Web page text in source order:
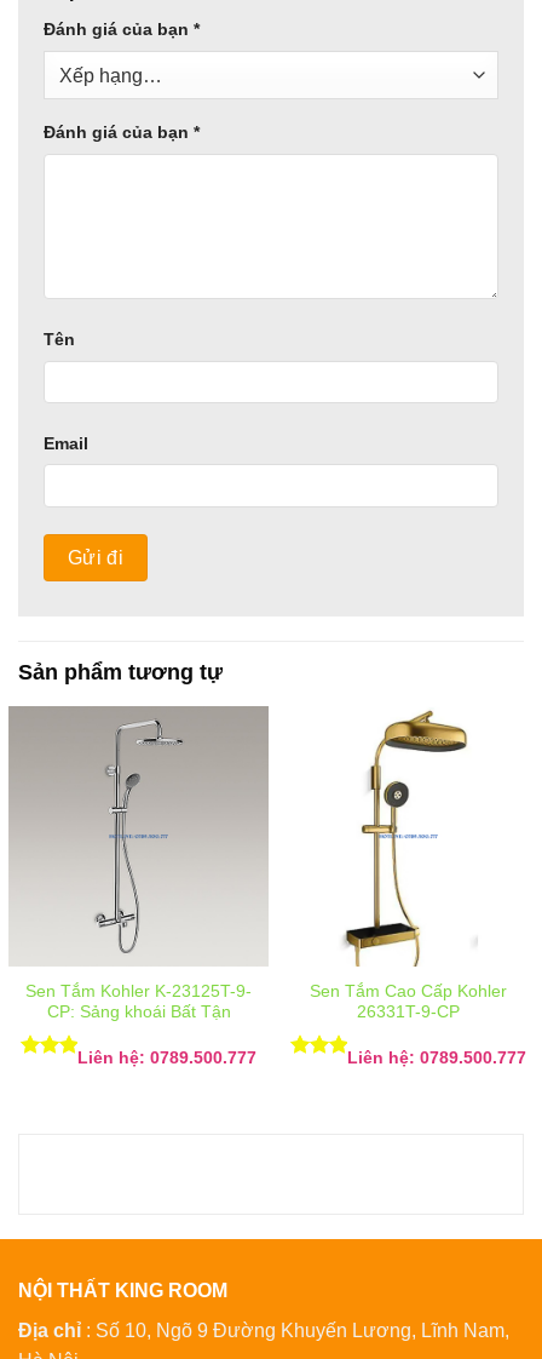
Đánh giá của bạn *
Đánh giá của bạn *
Tên
Email
Sản phẩm tương tự
Sen Tắm Kohler K-23125T-9-
CP: Sảng khoái Bất Tận
Liên hệ: 0789.500.777
Sen Tắm Cao Cấp Kohler
26331T-9-CP
Liên hệ: 0789.500.777
NỘI THẤT KING ROOM
Địa chỉ : Số 10, Ngõ 9 Đường Khuyến Lương, Lĩnh Nam,